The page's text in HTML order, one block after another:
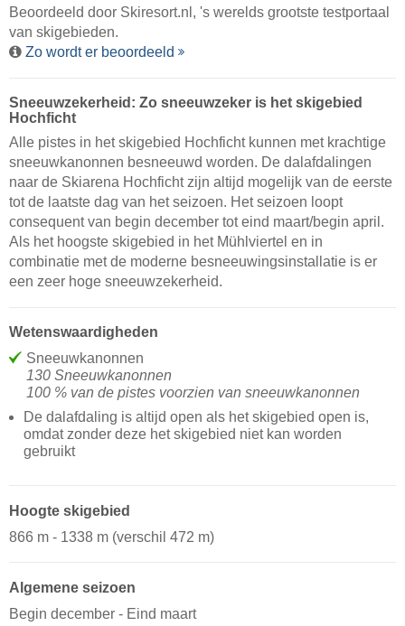
Beoordeeld door Skiresort.nl , 's werelds grootste testportaal
van skigebieden.
Zo wordt er beoordeeld
Sneeuwzekerheid: Zo sneeuwzeker is het skigebied
Hochficht
Alle pistes in het skigebied Hochficht kunnen met krachtige
sneeuwkanonnen besneeuwd worden. De dalafdalingen
naar de Skiarena Hochficht zijn altijd mogelijk van de eerste
tot de laatste dag van het seizoen. Het seizoen loopt
consequent van begin december tot eind maart/begin april.
Als het hoogste skigebied in het Mühlviertel en in
combinatie met de moderne besneeuwingsinstallatie is er
een zeer hoge sneeuwzekerheid.
Wetenswaardigheden
Sneeuwkanonnen
130 Sneeuwkanonnen
100 % van de pistes voorzien van sneeuwkanonnen
De dalafdaling is altijd open als het skigebied open is,
omdat zonder deze het skigebied niet kan worden
gebruikt
Hoogte skigebied
866 m - 1338 m (verschil 472 m)
Algemene seizoen
Begin december - Eind maart